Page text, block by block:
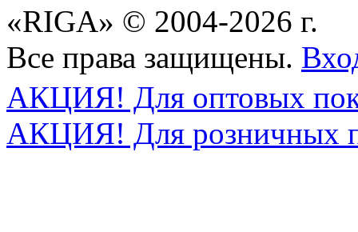
«RIGA» © 2004-2026 г.
Все права защищены.
АКЦИЯ! Для оптовых
АКЦИЯ! Для розничных